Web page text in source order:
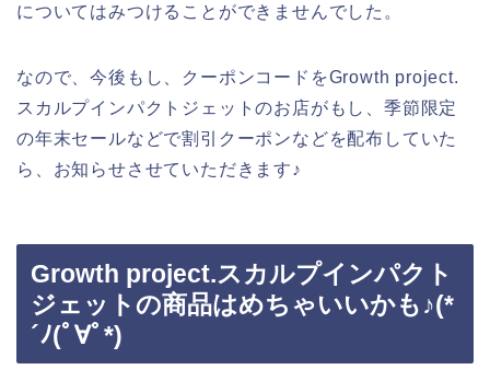
についてはみつけることができませんでした。
なので、今後もし、クーポンコードをGrowth project.
スカルプインパクトジェットのお店がもし、季節限定
の年末セールなどで割引クーポンなどを配布していた
ら、お知らせさせていただきます♪
Growth project.スカルプインパクト
ジェットの商品はめちゃいいかも♪(*
´ﾉ(ﾟ∀ﾟ*)